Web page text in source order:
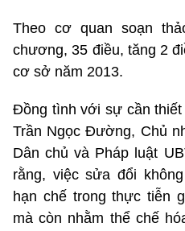
Theo cơ quan soạn
chương, 35 điều, tăng 2
cơ sở năm 2013.
Đồng tình với sự cần
Trần Ngọc Đường, Chủ
Dân chủ và Pháp luật
rằng, việc sửa đổi
hạn chế trong thực tiễn
mà còn nhằm thể chế